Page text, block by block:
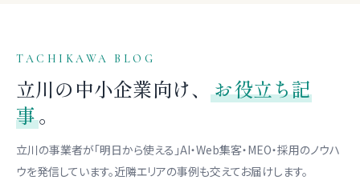
TACHIKAWA BLOG
立川の中小企業向け、お役立ち記
事。
立川の事業者が「明日から使える」AI・Web集客・MEO・採用のノウハ
ウを発信しています。近隣エリアの事例も交えてお届けします。